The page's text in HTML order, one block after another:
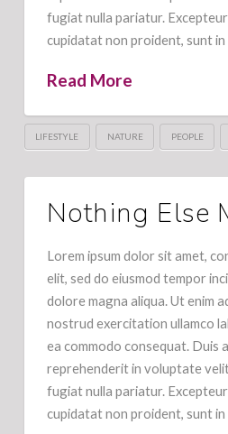
fugiat nulla pariatur.
cupidatat non proident, sunt
Read More
LIFESTYLE NATURE PEOPLE
Nothing Else
Lorem ipsum dolor sit amet,
elit, sed do eiusmod tempor
dolore magna aliqua. Ut enim
nostrud exercitation ullamco
ea commodo consequat. Duis
reprehenderit in voluptate
fugiat nulla pariatur.
cupidatat non proident, sunt in